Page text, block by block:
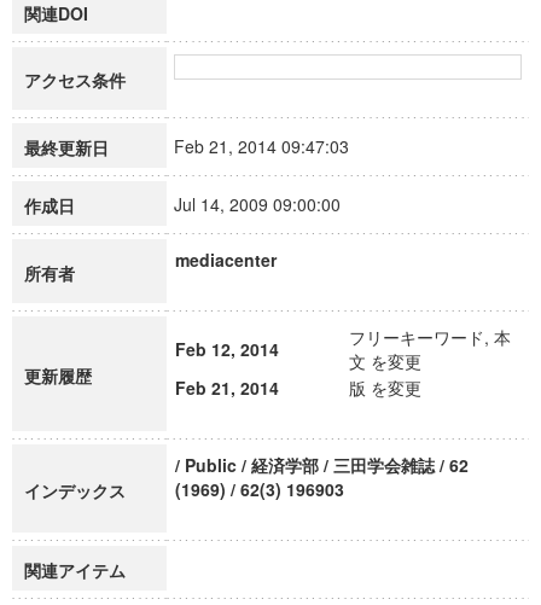
関連DOI
アクセス条件
最終更新日 Feb 21, 2014 09:47:03
作成日 Jul 14, 2009 09:00:00
所有者
mediacenter
更新履歴
Feb 12, 2014
フリーキーワード, 本
文 を変更
Feb 21, 2014
版 を変更
インデックス
/ Public / 経済学部 / 三田学会雑誌 / 62
(1969) / 62(3) 196903
関連アイテム